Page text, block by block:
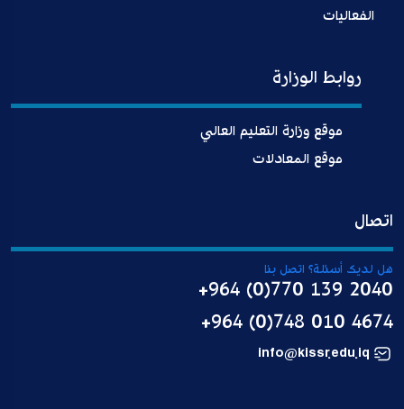
الفعاليات
روابط الوزارة
موقع وزارة التعليم العالي
موقع المعادلات
اتصال
هل لديك أسئلة؟ اتصل بنا
+964 (0)770 139 2040
+964 (0)748 010 4674
info@kissr.edu.iq